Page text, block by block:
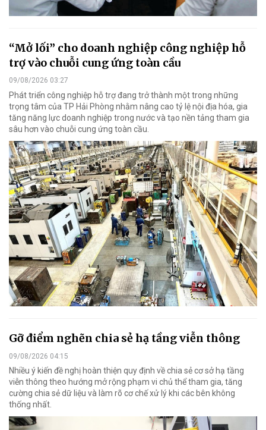
“Mở lối” cho doanh nghiệp công nghiệp hỗ
trợ vào chuỗi cung ứng toàn cầu
09/08/2026 03:27
Phát triển công nghiệp hỗ trợ đang trở thành một trong những
trọng tâm của TP Hải Phòng nhằm nâng cao tỷ lệ nội địa hóa, gia
tăng năng lực doanh nghiệp trong nước và tạo nền tảng tham gia
sâu hơn vào chuỗi cung ứng toàn cầu.
Gỡ điểm nghẽn chia sẻ hạ tầng viễn thông
09/08/2026 04:15
Nhiều ý kiến đề nghị hoàn thiện quy định về chia sẻ cơ sở hạ tầng
viễn thông theo hướng mở rộng phạm vi chủ thể tham gia, tăng
cường chia sẻ dữ liệu và làm rõ cơ chế xử lý khi các bên không
thống nhất.